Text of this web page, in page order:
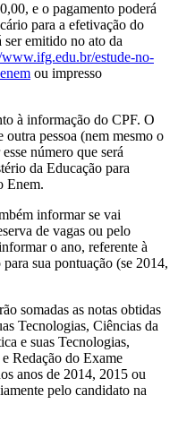
e o pagamento poderá
para a efetivação do
ser emitido no ato da
estude-no-
ou impresso
à informação do CPF. O
pessoa (nem mesmo o
número que será
da Educação para
Enem.
informar se vai
de vagas ou pelo
o ano, referente à
sua pontuação (se 2014,
somadas as notas obtidas
Tecnologias, Ciências da
e suas Tecnologias,
Redação do Exame
anos de 2014, 2015 ou
pelo candidato na